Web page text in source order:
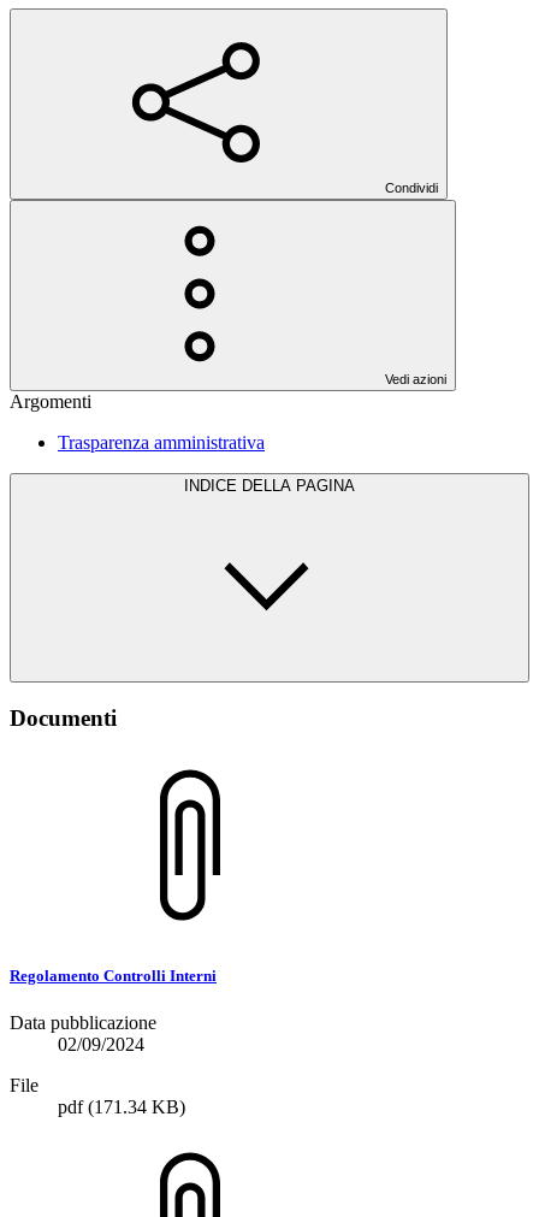
Condividi
Vedi azioni
Argomenti
Trasparenza amministrativa
INDICE DELLA PAGINA
Documenti
Regolamento Controlli Interni
Data pubblicazione
02/09/2024
File
pdf(171.34 KB)